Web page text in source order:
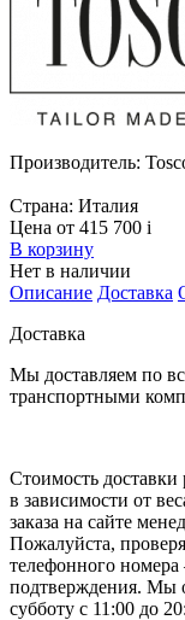
Производитель:
Страна: Италия
Цена от 415 700 i
В корзину
Нет в наличии
Описание Доставка
Доставка
Мы доставляем по
транспортными
Стоимость доставки
в зависимости от
заказа на сайте
Пожалуйста,
телефонного номера
подтверждения. Мы
субботу с 11:00 до